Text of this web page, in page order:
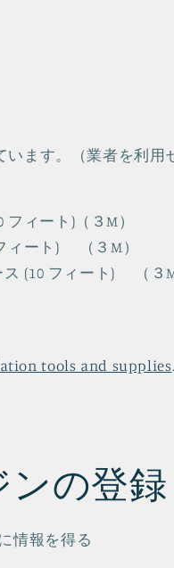
います。（業者を利用
ィート)（３M）
ィート) （３M）
ス (10 フィート) （３
tools and supplies
ンの登録
情報を得る